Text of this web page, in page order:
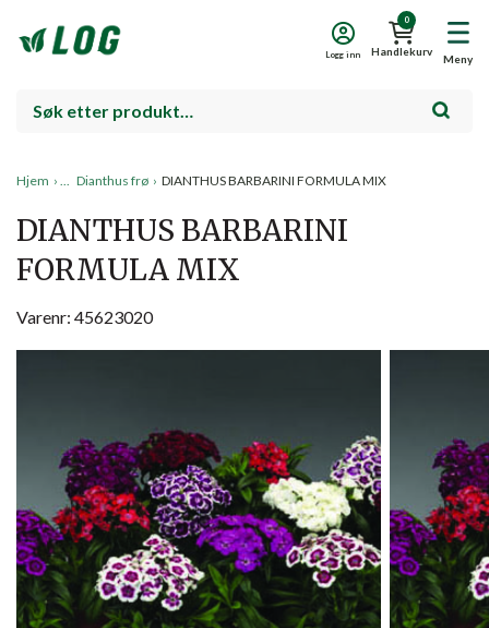
Meny
0
Handlekurv
Logg inn
Hjem › Dianthus frø › DIANTHUS BARBARINI FORMULA MIX
DIANTHUS BARBARINI
FORMULA MIX
Varenr: 45623020